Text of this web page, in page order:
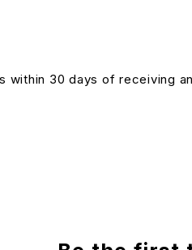
within 30 days of receiving